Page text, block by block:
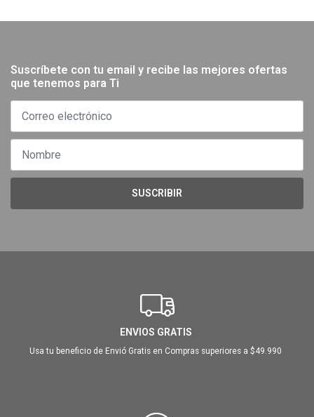
Suscríbete con tu email y recibe las mejores ofertas
que tenemos para Ti
SUSCRIBIR
ENVIOS GRATIS
Usa tu beneficio de Envió Gratis en Compras superiores a $49.990